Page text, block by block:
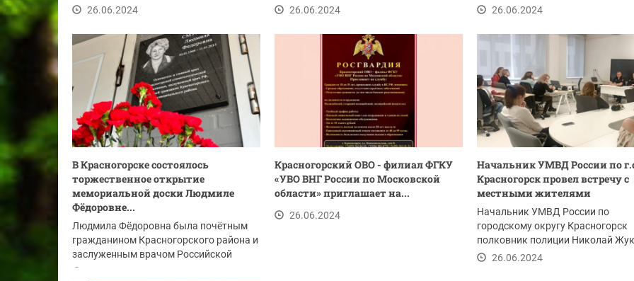
искусство".
26.06.2024
округа проходит...
26.06.2024
Мероприятие направлено на...
26.06.2024
В Красногорске состоялось
торжественное открытие
мемориальной доски Людмиле
Фёдоровне...
Людмила Фёдоровна была почётным
гражданином Красногорского района и
заслуженным врачом Российской
Федерации. Она...
Красногорский ОВО - филиал ФГКУ
«УВО ВНГ России по Московской
области» приглашает на...
26.06.2024
Начальник УМВД России по
Красногорск провел встречу с
местными жителями
Начальник УМВД России по
городскому округу Красногорск
полковник полиции Николай
начальник УУПиПДН...
26.06.2024